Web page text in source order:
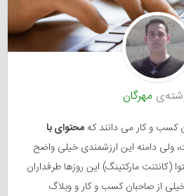
مهرگان
کسب و کار می دانند کهمحتوای با
ولی دامنه این ارزشمندی خیلی واضح
(کانتنت مارکتینگ) این روزها طرفداران
از صاحبان کسب و کار و وبلاگ